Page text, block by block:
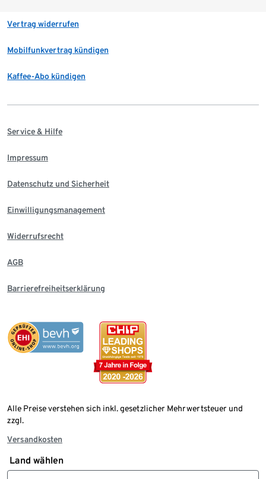
Vertrag widerrufen
Mobilfunkvertrag kündigen
Kaffee-Abo kündigen
Service & Hilfe
Impressum
Datenschutz und Sicherheit
Einwilligungsmanagement
Widerrufsrecht
AGB
Barrierefreiheitserklärung
Alle Preise verstehen sich inkl. gesetzlicher Mehrwertsteuer und
zzgl.
Versandkosten
Land wählen